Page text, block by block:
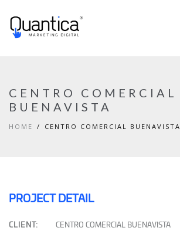
CENTRO COMERCIAL
BUENAVISTA
HOME CENTRO COMERCIAL BUENAVISTA
PROJECT DETAIL
CLIENT: CENTRO COMERCIAL BUENAVISTA